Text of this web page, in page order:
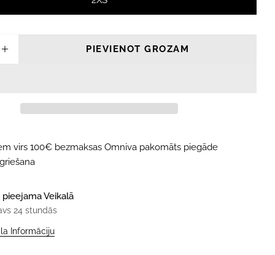
PIEVIENOT GROZAM
virs 100€ bezmaksas Omniva pakomāts piegāde
pieejamaVeikalā
24 stundās
Informāciju